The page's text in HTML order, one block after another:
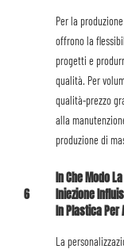
Per la
offrono la
progetti e
qualità. Per
qualità-prezzo
alla
produzione di
6
In Che Modo
Iniezione
In Plastica
La